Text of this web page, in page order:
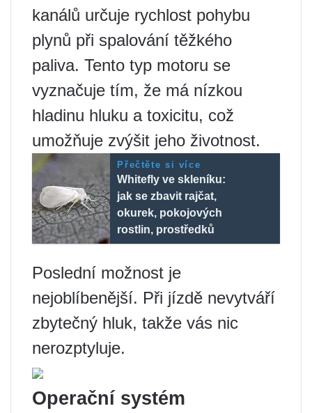
kanálů určuje rychlost pohybu
plynů při spalování těžkého
paliva. Tento typ motoru se
vyznačuje tím, že má nízkou
hladinu hluku a toxicitu, což
umožňuje zvýšit jeho životnost.
Přečtěte si více
Whitefly ve skleníku:
jak se zbavit rajčat,
okurek, pokojových
rostlin, prostředků
Poslední možnost je
nejoblíbenější. Při jízdě nevytváří
zbytečný hluk, takže vás nic
nerozptyluje.
Operační systém